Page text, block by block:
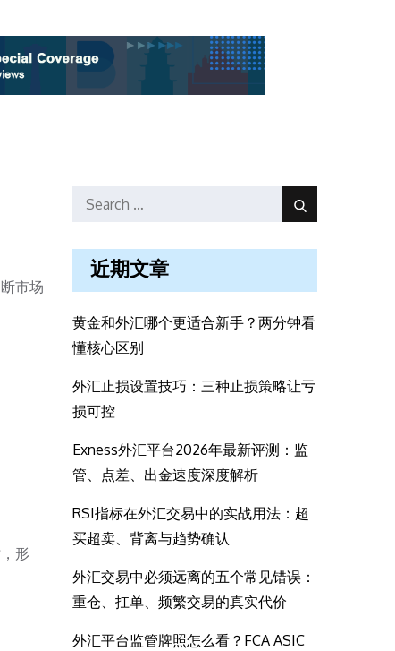
市场
形
Search
Search
近期文章
黄金和外汇哪个更适合新手？两分钟看
懂核心区别
外汇止损设置技巧：三种止损策略让亏
损可控
Exness外汇平台2026年最新评测：监
管、点差、出金速度深度解析
RSI指标在外汇交易中的实战用法：超
买超卖、背离与趋势确认
外汇交易中必须远离的五个常见错误：
重仓、扛单、频繁交易的真实代价
外汇平台监管牌照怎么看？FCA ASIC